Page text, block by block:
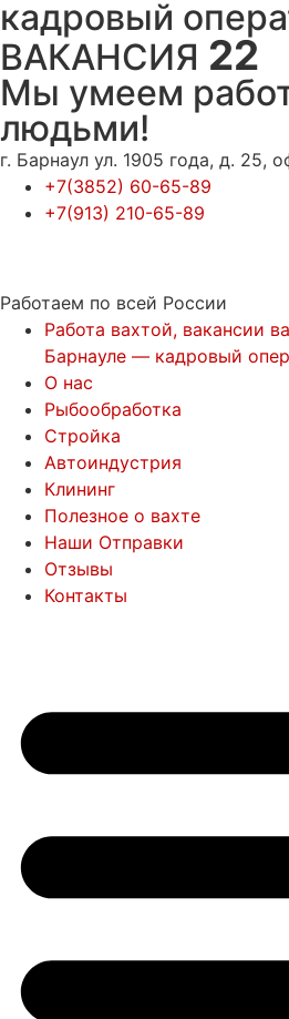
кадровый
ВАКАНСИЯ 22
Мы умеем
людьми!
г. Барнаул ул. 1905 года, д. 25,
+7(3852) 60-65-89
+7(913) 210-65-89
Работаем по всей России
Работа вахтой, вакансии
Барнауле — кадровый
О нас
Рыбообработка
Стройка
Автоиндустрия
Клининг
Полезное о вахте
Наши Отправки
Отзывы
Контакты